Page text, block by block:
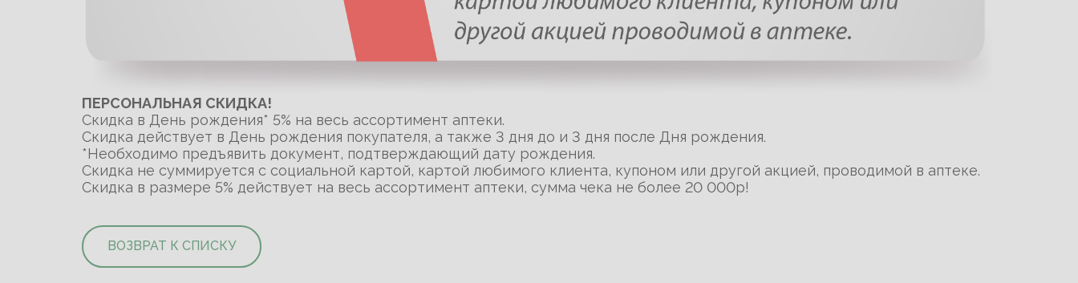
ПЕРСОНАЛЬНАЯ СКИДКА!
Скидка в День рождения* 5% на весь ассортимент аптеки.
Скидка действует в День рождения покупателя, а также 3 дня до и 3 дня после Дня рождения.
*Необходимо предъявить документ, подтверждающий дату рождения.
Скидка не суммируется с социальной картой, картой любимого клиента, купоном или другой акцией, проводимой в аптеке.
Скидка в размере 5% действует на весь ассортимент аптеки, сумма чека не более 20 000р!
ВОЗВРАТ К СПИСКУ